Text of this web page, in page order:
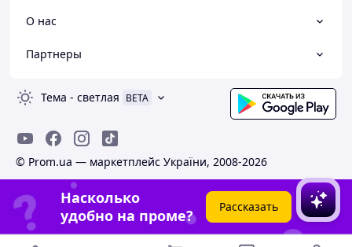
О нас
Партнеры
Тема - светлая BETA
© Prom.ua — маркетплейс України, 2008-2026
Насколько
удобно на проме?
Рассказать